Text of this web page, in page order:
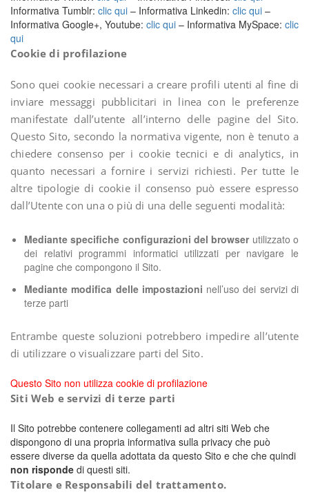
Informativa Tumblr: clic qui – Informativa Linkedin: clic qui –
Informativa Google+, Youtube: clic qui – Informativa MySpace: clic
qui
Cookie di profilazione
Sono quei cookie necessari a creare profili utenti al fine di
inviare messaggi pubblicitari in linea con le preferenze
manifestate dall’utente all’interno delle pagine del Sito.
Questo Sito, secondo la normativa vigente, non è tenuto a
chiedere consenso per i cookie tecnici e di analytics, in
quanto necessari a fornire i servizi richiesti. Per tutte le
altre tipologie di cookie il consenso può essere espresso
dall’Utente con una o più di una delle seguenti modalità:
Mediante specifiche configurazioni del browser utilizzato o
dei relativi programmi informatici utilizzati per navigare le
pagine che compongono il Sito.
Mediante modifica delle impostazioni nell’uso dei servizi di
terze parti
Entrambe queste soluzioni potrebbero impedire all’utente
di utilizzare o visualizzare parti del Sito.
Questo Sito non utilizza cookie di profilazione
Siti Web e servizi di terze parti
Il Sito potrebbe contenere collegamenti ad altri siti Web che
dispongono di una propria informativa sulla privacy che può
essere diverse da quella adottata da questo Sito e che che quindi
non risponde di questi siti.
Titolare e Responsabili del trattamento.